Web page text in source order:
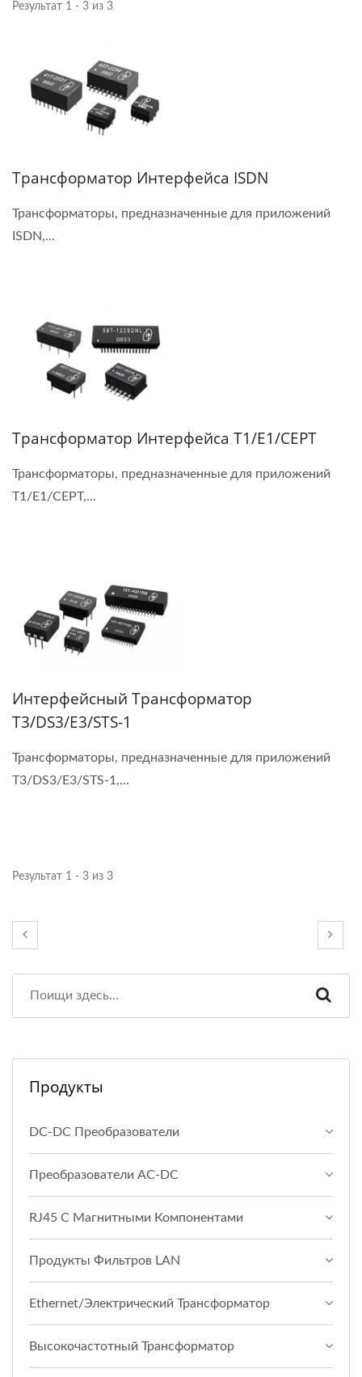
Результат 1 - 3 из 3
Трансформатор Интерфейса ISDN
Трансформаторы, предназначенные для приложений
ISDN,...
Трансформатор Интерфейса T1/E1/CEPT
Трансформаторы, предназначенные для приложений
T1/E1/CEPT,...
Интерфейсный Трансформатор
T3/DS3/E3/STS-1
Трансформаторы, предназначенные для приложений
T3/DS3/E3/STS-1,...
Результат 1 - 3 из 3
Продукты
DC-DC Преобразователи
Преобразователи AC-DC
RJ45 С Магнитными Компонентами
Продукты Фильтров LAN
Ethernet/Электрический Трансформатор
Высокочастотный Трансформатор